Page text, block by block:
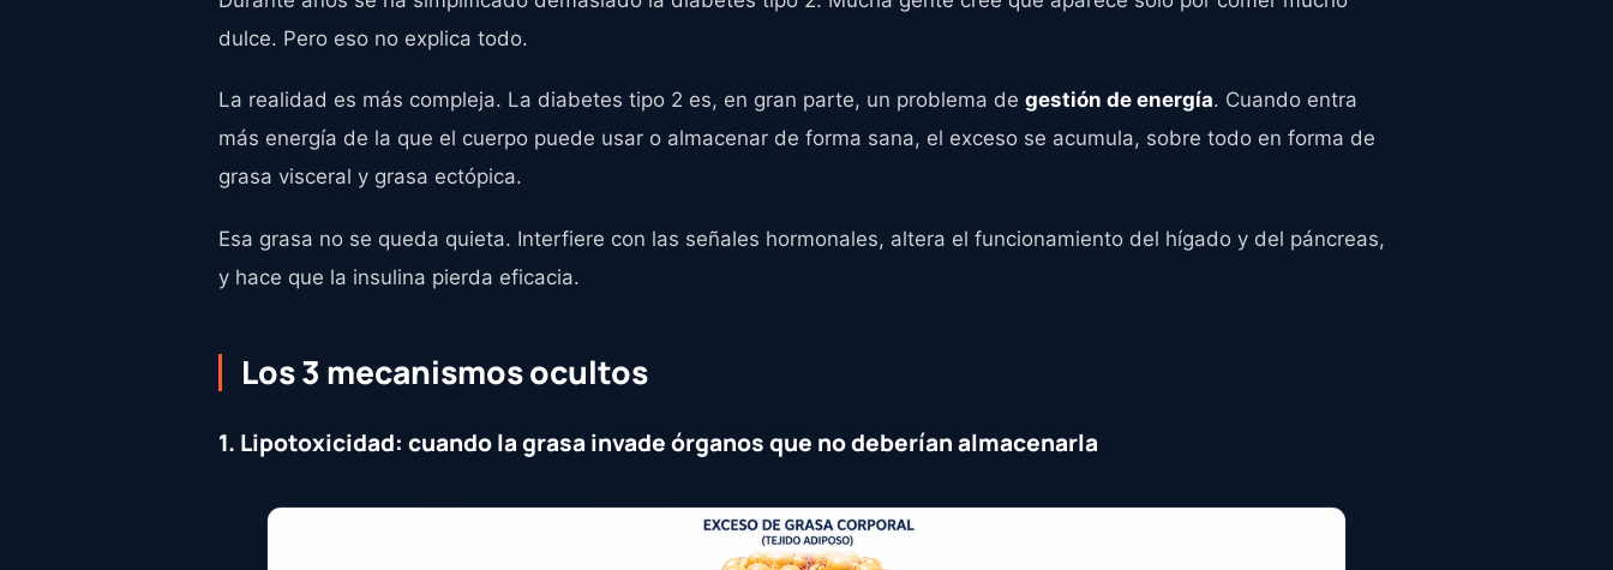
dulce. Pero eso no explica todo.
La realidad es más compleja. La diabetes tipo 2 es, en gran parte, un problema de gestión de energía. Cuando entra
más energía de la que el cuerpo puede usar o almacenar de forma sana, el exceso se acumula, sobre todo en forma de
grasa visceral y grasa ectópica.
Esa grasa no se queda quieta. Interfiere con las señales hormonales, altera el funcionamiento del hígado y del páncreas,
y hace que la insulina pierda eficacia.
Los 3 mecanismos ocultos
1. Lipotoxicidad: cuando la grasa invade órganos que no deberían almacenarla